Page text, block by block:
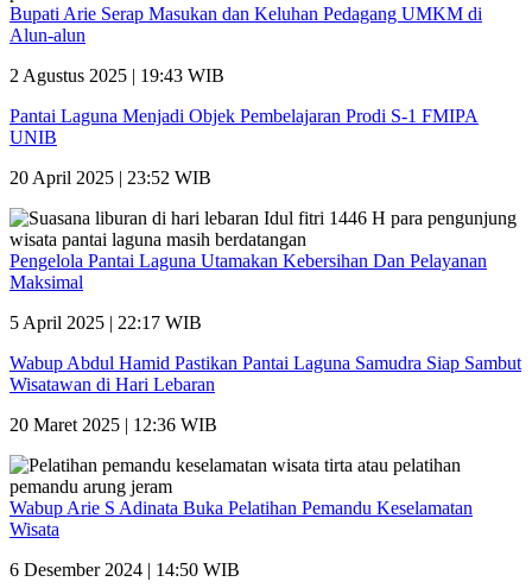
Bupati Arie Serap Masukan dan Keluhan Pedagang UMKM di
Alun-alun
2 Agustus 2025 | 19:43 WIB
Pantai Laguna Menjadi Objek Pembelajaran Prodi S-1 FMIPA
UNIB
20 April 2025 | 23:52 WIB
Pengelola Pantai Laguna Utamakan Kebersihan Dan Pelayanan
Maksimal
5 April 2025 | 22:17 WIB
Wabup Abdul Hamid Pastikan Pantai Laguna Samudra Siap Sambut
Wisatawan di Hari Lebaran
20 Maret 2025 | 12:36 WIB
Wabup Arie S Adinata Buka Pelatihan Pemandu Keselamatan
Wisata
6 Desember 2024 | 14:50 WIB